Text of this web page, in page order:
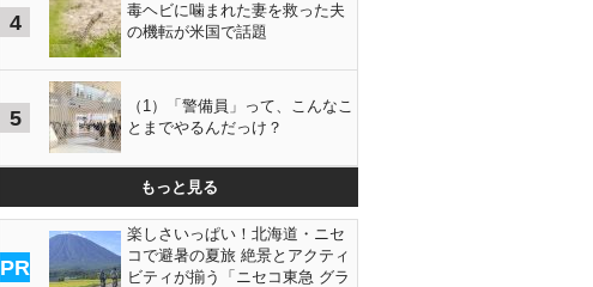
4
毒ヘビに噛まれた妻を救った夫
の機転が米国で話題
5
（1）「警備員」って、こんなこ
とまでやるんだっけ？
もっと見る
PR
楽しさいっぱい！北海道・ニセ
コで避暑の夏旅 絶景とアクティ
ビティが揃う「ニセコ東急 グラ